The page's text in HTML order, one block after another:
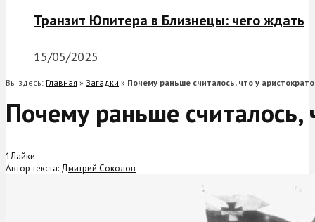
Транзит Юпитера в Близнецы: чего ждать
15/05/2025
Вы здесь: Главная » Загадки » Почему раньше считалось, что у
Почему раньше считалось,
1Лайки
Автор текста: Дмитрий Соколов